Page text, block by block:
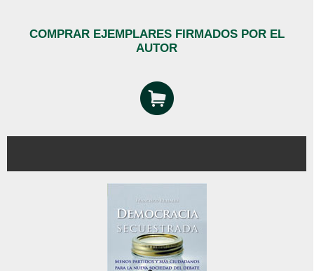
COMPRAR EJEMPLARES FIRMADOS POR EL
AUTOR